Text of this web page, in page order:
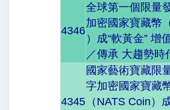
4346
全球第一個限量
加密國家寶藏幣
）成“軟黃金” 增
／傳承 大趨勢時
4345
國家藝術寶藏限
字加密國家寶藏
（NATS Coin）